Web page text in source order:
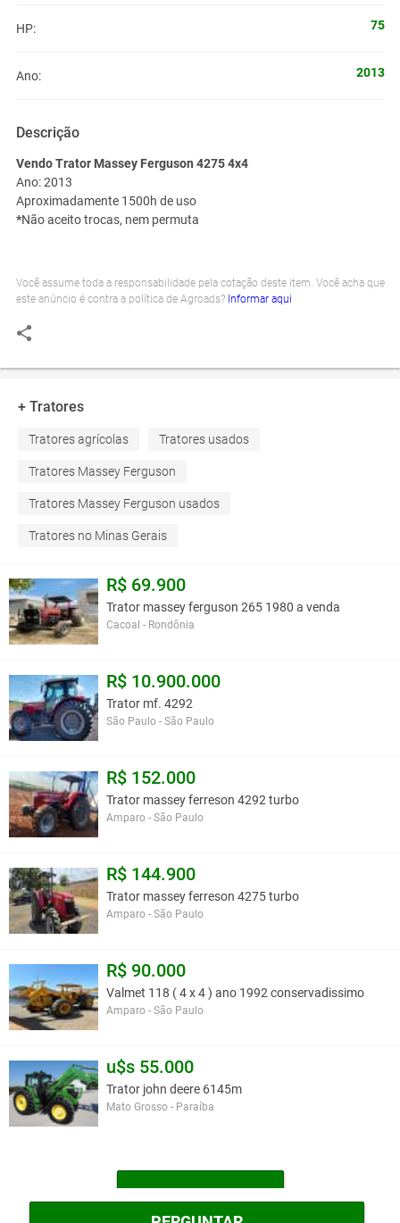
HP: 75
Ano: 2013
Descrição
Vendo Trator Massey Ferguson 4275 4x4
Ano: 2013
Aproximadamente 1500h de uso
*Não aceito trocas, nem permuta
Você assume toda a responsabilidade pela cotação deste item. Você acha que
este anúncio é contra a política de Agroads? Informar aqui
+ Tratores
Tratores agrícolas Tratores usados
Tratores Massey Ferguson
Tratores Massey Ferguson usados
Tratores no Minas Gerais
R$ 69.900
Trator massey ferguson 265 1980 a venda
Cacoal - Rondônia
R$ 10.900.000
Trator mf. 4292
São Paulo - São Paulo
R$ 152.000
Trator massey ferreson 4292 turbo
Amparo - São Paulo
R$ 144.900
Trator massey ferreson 4275 turbo
Amparo - São Paulo
R$ 90.000
Valmet 118 ( 4 x 4 ) ano 1992 conservadissimo
Amparo - São Paulo
u$s 55.000
Trator john deere 6145m
Mato Grosso - Paraíba